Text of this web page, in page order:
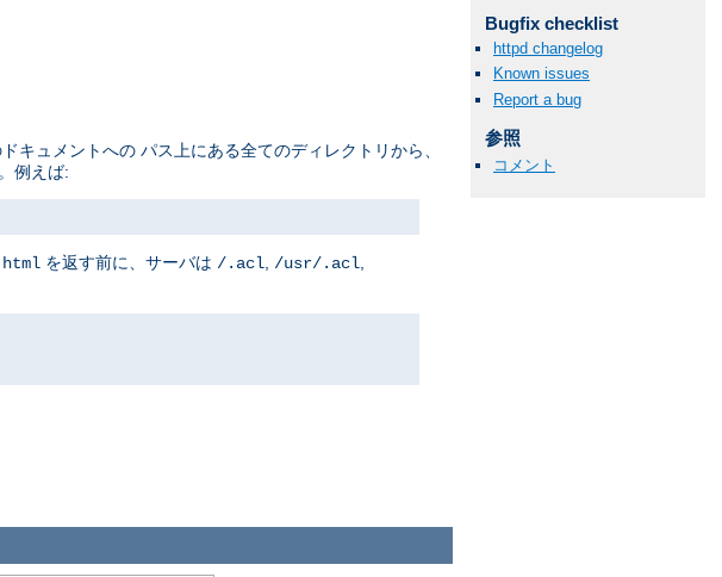
Bugfix checklist
httpd changelog
Known issues
Report a bug
参照
コメント
キュメントへの パス上にある全てのディレクトリから、
例えば:
を返す前に、サーバは /.acl, /usr/.acl,